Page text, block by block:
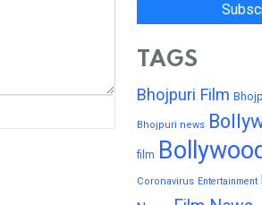
TAGS
Bhojpuri Film
Bhojpuri news
film
Coronavirus Entertainment